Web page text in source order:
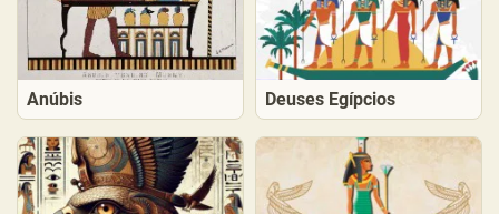
Anúbis Deuses Egípcios